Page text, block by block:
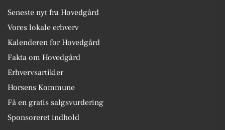
Seneste nyt fra Hovedgård
Vores lokale erhverv
Kalenderen for Hovedgård
Fakta om Hovedgård
Erhvervsartikler
Horsens Kommune
Få en gratis salgsvurdering
Sponsoreret indhold